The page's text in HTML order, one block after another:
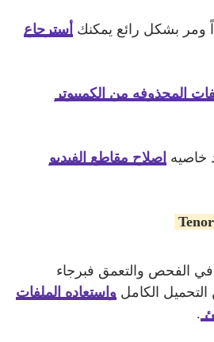
ومر بشكل رائع يمكنك أسترجاع
المحذوفه من الكمبيوتر
خاصيه اصلاح مقاطع الفيديو
T
الفحص والتعمق فبرجاء
التحميل الكامل واستعاده الملفات
.